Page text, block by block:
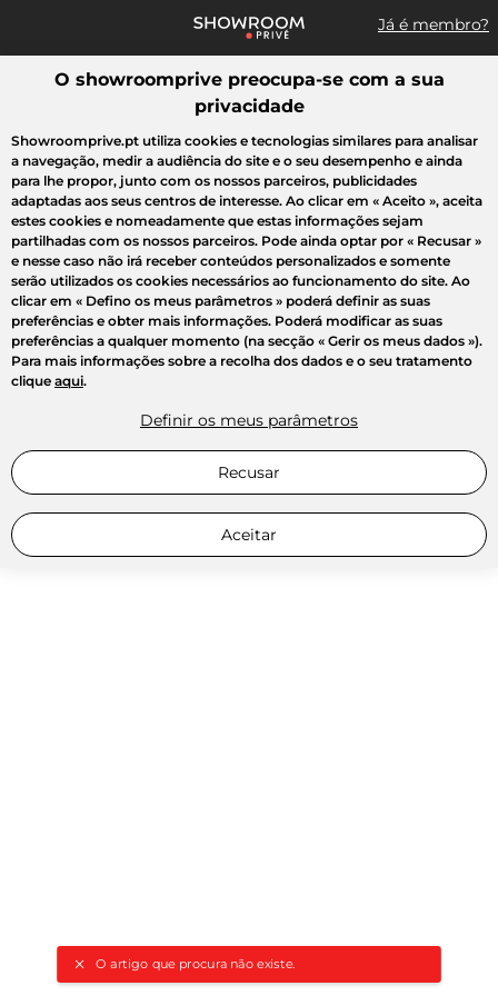
Já é membro?
Pesquisar uma marca, um artigo, uma venda...
O artigo que procura não existe.
Todas as vendas Moda Desporto Casa Criança Beleza
O showroomprive preocupa-se com a sua
privacidade
Showroomprive.pt utiliza cookies e tecnologias similares para analisar
a navegação, medir a audiência do site e o seu desempenho e ainda
para lhe propor, junto com os nossos parceiros, publicidades
adaptadas aos seus centros de interesse. Ao clicar em « Aceito », aceita
estes cookies e nomeadamente que estas informações sejam
partilhadas com os nossos parceiros. Pode ainda optar por « Recusar »
e nesse caso não irá receber conteúdos personalizados e somente
serão utilizados os cookies necessários ao funcionamento do site. Ao
clicar em « Defino os meus parâmetros » poderá definir as suas
preferências e obter mais informações. Poderá modificar as suas
preferências a qualquer momento (na secção « Gerir os meus dados »).
Para mais informações sobre a recolha dos dados e o seu tratamento
clique aqui.
Definir os meus parâmetros
Recusar
Aceitar